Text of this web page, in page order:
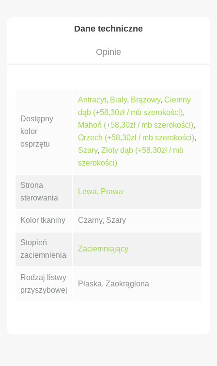
Dane techniczne
Opinie
Dostępny
kolor
osprzętu
Antracyt, Biały, Brązowy, Ciemny
dąb (+58,30zł / mb szerokości),
Mahoń (+58,30zł / mb szerokości),
Orzech (+58,30zł / mb szerokości),
Szary, Złoty dąb (+58,30zł / mb
szerokości)
Strona
sterowania
Lewa, Prawa
Kolor tkaniny Czarny, Szary
Stopień
zaciemnienia
Zaciemniający
Rodzaj listwy
przyszybowej
Płaska, Zaokrąglona